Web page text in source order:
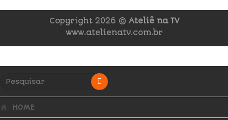
Copyright 2026 © Ateliê na TV
www.atelienatv.com.br
HOME